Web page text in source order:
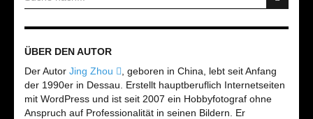
ÜBER DEN AUTOR
Der Autor Jing Zhou
, geboren in China, lebt seit Anfang
der 1990er in Dessau. Erstellt hauptberuflich Internetseiten
mit WordPress und ist seit 2007 ein Hobbyfotograf ohne
Anspruch auf Professionalität in seinen Bildern. Er